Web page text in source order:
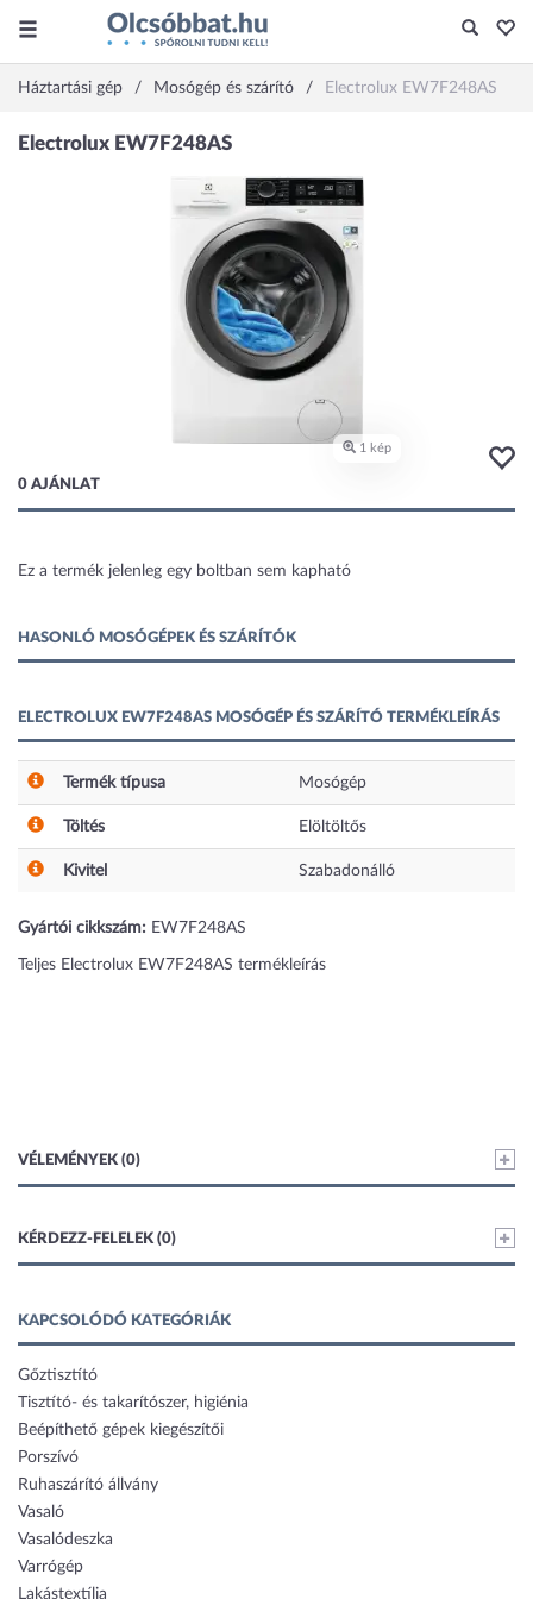
Háztartási gép Mosógép és szárító Electrolux EW7F248AS
0 AJÁNLAT
Ez a termék jelenleg egy boltban sem kapható
HASONLÓ MOSÓGÉPEK ÉS SZÁRÍTÓK
ELECTROLUX EW7F248AS MOSÓGÉP ÉS SZÁRÍTÓ TERMÉKLEÍRÁS
Termék típusa Mosógép
Töltés Elöltöltős
Kivitel Szabadonálló
Gyártói cikkszám: EW7F248AS
Teljes Electrolux EW7F248AS termékleírás
VÉLEMÉNYEK (0)
KÉRDEZZ-FELELEK (0)
KAPCSOLÓDÓ KATEGÓRIÁK
Gőztisztító
Tisztító- és takarítószer, higiénia
Beépíthető gépek kiegészítői
Porszívó
Ruhaszárító állvány
Vasaló
Vasalódeszka
Varrógép
Lakástextília